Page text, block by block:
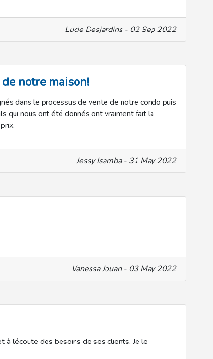
Lucie Desjardins - 02 Sep 2022
notre maison!
dans le processus de vente de notre condo puis
qui nous ont été donnés ont vraiment fait la
Jessy Isamba - 31 May 2022
Vanessa Jouan - 03 May 2022
l’écoute des besoins de ses clients. Je le